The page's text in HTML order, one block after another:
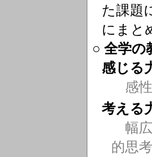
た課題
にまと
○ 全学の
感じる
感性
考える
幅
的思